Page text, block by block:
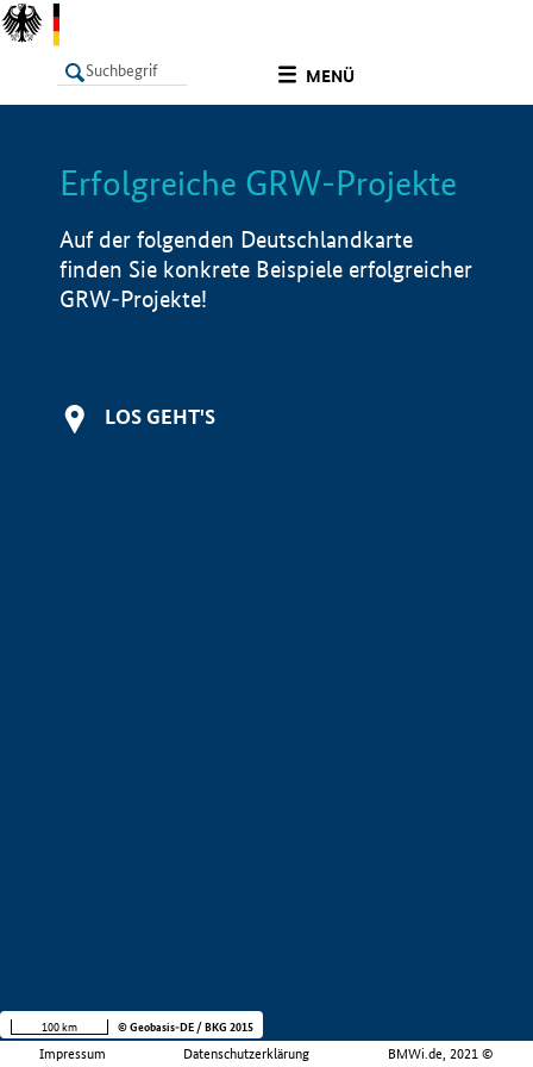
MENÜ
LISTE Info
Erfolgreiche GRW-Projekte
Auf der folgenden Deutschlandkarte
finden Sie konkrete Beispiele erfolgreicher
GRW-Projekte!
LOS GEHT'S
Impressum Datenschutzerklärung BMWi.de, 2021 ©
100 km © Geobasis-DE / BKG 2015